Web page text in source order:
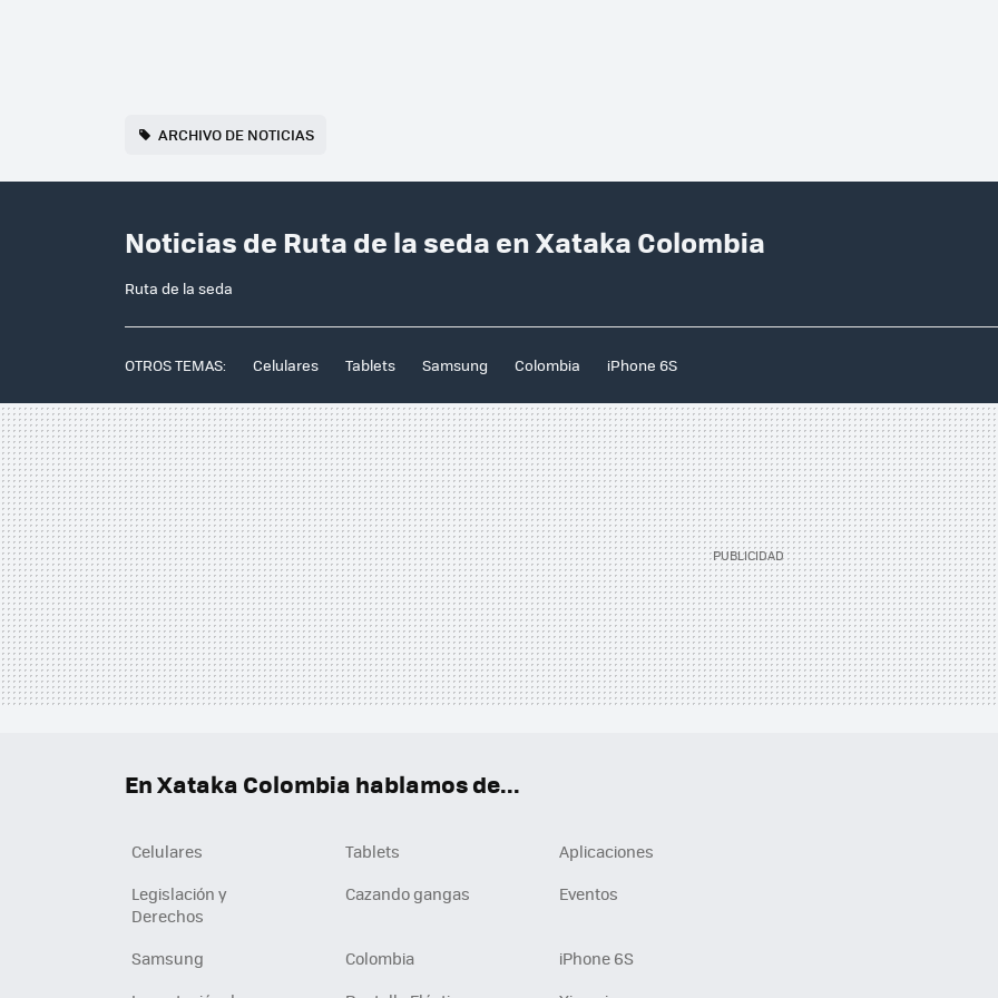
ARCHIVO DE NOTICIAS
Noticias de Ruta de la seda en Xataka Colombia
Ruta de la seda
OTROS TEMAS: Celulares Tablets Samsung Colombia iPhone 6S
En Xataka Colombia hablamos de...
Celulares Tablets
Aplicaciones
Legislación y
Derechos
Cazando gangas Eventos
Samsung Colombia
iPhone 6S